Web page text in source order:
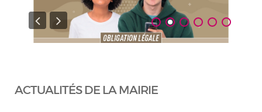
ACTUALITÉS DE LA MAIRIE